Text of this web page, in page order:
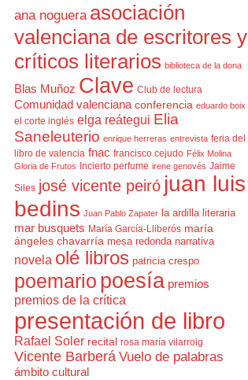
ana noguera asociación
valenciana de escritores y
críticos literarios biblioteca de la dona
Blas Muñoz Clave Club de lectura
Comunidad valenciana conferencia eduardo boix
el corte inglés elga reátegui Elia
Saneleuterio enrique herreras entrevista feria del
libro de valencia fnac francisco cejudo Félix Molina
Gloria de Frutos
Incierto perfume irene genovés Jaime
Siles josé vicente peiró juan luis
bedins Juan Pablo Zapater la ardilla literaria
mar busquets María García-Lliberós maría
ángeles chavarría mesa redonda narrativa
novela olé libros patricia crespo
poemario poesía premios
premios de la crítica
presentación de libro
Rafael Soler recital rosa maría vilarroig
Vicente Barberá Vuelo de palabras
ámbito cultural